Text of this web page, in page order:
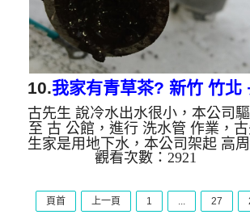
洗出來的水會跟石油一樣黑，有些
綠色的水，是因為裡面有銅的物質
鏽產生銅...
10.我家有青草茶? 新竹 竹北
青路 清洗水管
古先生 說冷水出水很小，本公司
至 古 公館，進行 洗水管 作業，
生家是用地下水，本公司架起 高
水管清洗機，灌入 檸檬酸 至水管，
旋波 模式，一洗水管就流出黑水
水源源不絕，看起來就像青草茶，
觀看次數：2921
頁首 上一頁 1 ... 27